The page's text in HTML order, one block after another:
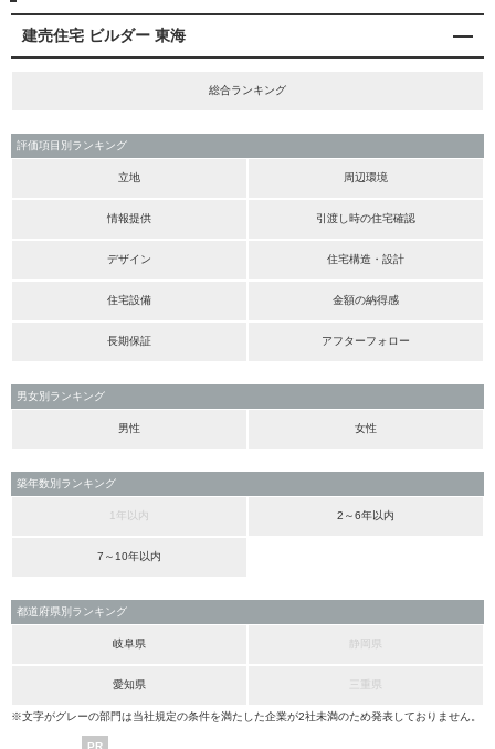
建売住宅 ビルダー 東海
総合ランキング
評価項目別ランキング
立地 周辺環境
情報提供 引渡し時の住宅確認
デザイン 住宅構造・設計
住宅設備 金額の納得感
長期保証 アフターフォロー
男女別ランキング
男性 女性
築年数別ランキング
1年以内 2～6年以内
7～10年以内
都道府県別ランキング
岐阜県 静岡県
愛知県
※文字がグレーの部門は当社規定の条件を満たした企業が2社未満のため発表しておりません。
PR